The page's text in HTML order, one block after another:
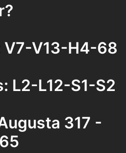
V7-V13-H4-68
L2-L12-S1-S2
317 -